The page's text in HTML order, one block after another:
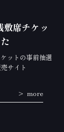
席チケッ
ットの事前抽選
サイト
more